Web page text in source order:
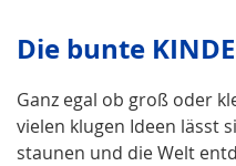
Die bunte
Ganz egal ob groß oder
vielen klugen Ideen lässt
staunen und die Welt